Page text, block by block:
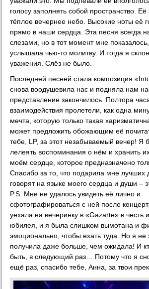
голосу заполнять собой пространство.
тёплое вечернее небо. Высокие ноты её
прямо в наши сердца. Эта песня всегда
слезами, но в тот момент мне показалось,
услышала чью-то молитву. И тогда я
уважения. Слёз не было.
Последней песней стала композиция
снова воодушевила нас и подняла нам
представление закончилось. Полтора
взаимодействия пролетели, как одна
мечта, которую только такая
может предложить обожающим её
тебе, LP, за этот незабываемый вечер! Я
лелеять воспоминания о нём и хранить
моём сердце, которое предназначено
Спасибо за то, что подарила мне лучших
говорят на языке моего сердца и души –
P.S. Мне не удалось увидеть её лично и
сфотографироваться с ней после
уехала на вечеринку в «Gazarte» в честь
юбилея, и я была слишком вымотана и
эмоционально, чтобы ехать туда. Но я
получила даже больше, чем ожидала! И
быть, в следующий раз… Потому что я
ещё раз, спасибо тебе, Анна, за твои